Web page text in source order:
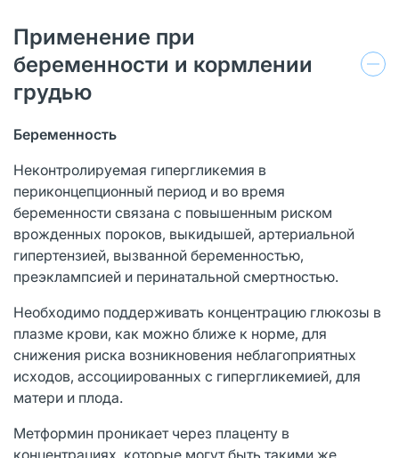
Применение при
беременности и кормлении
грудью
Беременность
Неконтролируемая гипергликемия в
периконцепционный период и во время
беременности связана с повышенным риском
врожденных пороков, выкидышей, артериальной
гипертензией, вызванной беременностью,
преэклампсией и перинатальной смертностью.
Необходимо поддерживать концентрацию глюкозы в
плазме крови, как можно ближе к норме, для
снижения риска возникновения неблагоприятных
исходов, ассоциированных с гипергликемией, для
матери и плода.
Метформин проникает через плаценту в
концентрациях, которые могут быть такими же